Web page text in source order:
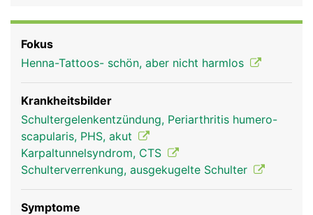
Rubriken
Oberarmknochens bewegt. Auch das Schlüsselbein
ist seitlich mit dem Schulterblatt gelenkig
verbunden. Über die Schulterblätter sind die Arme
mit dem Rumpf verbunden. Ausserdem dient es als
Befestigungsanker für die Rückenmuskulatur
Fokus
Henna-Tattoos- schön, aber nicht harmlos
Krankheitsbilder
Schultergelenkentzündung, Periarthritis humero-
scapularis, PHS, akut
Karpaltunnelsyndrom, CTS
Schulterverrenkung, ausgekugelte Schulter
Symptome